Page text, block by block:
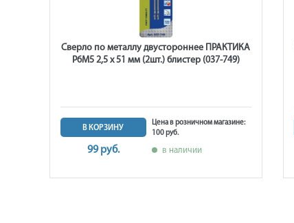
Сверло по металлу двустороннее ПРАКТИКА
Р6М5 2,5 х 51 мм (2шт.) блистер (037-749)
В КОРЗИНУ
99 руб.
Цена в розничном магазине:
100 руб.
в наличии